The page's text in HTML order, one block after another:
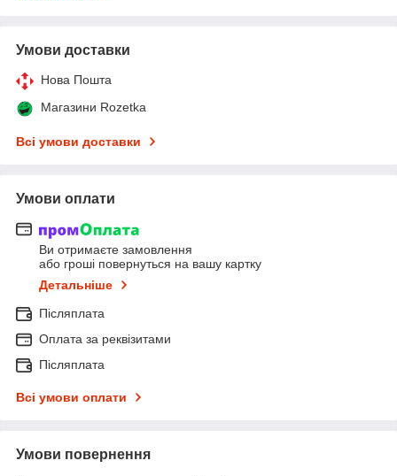
Умови доставки
Нова Пошта
Магазини Rozetka
Всі умови доставки
Умови оплати
Ви отримаєте замовлення
або гроші повернуться на вашу картку
Детальніше
Післяплата
Оплата за реквізитами
Післяплата
Всі умови оплати
Умови повернення